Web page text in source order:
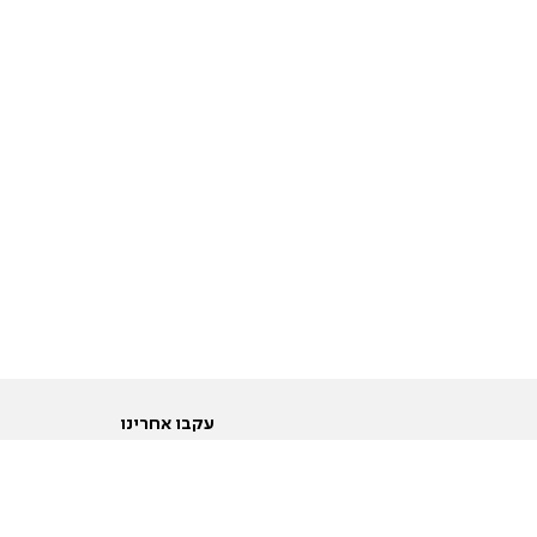
עקבו אחרינו